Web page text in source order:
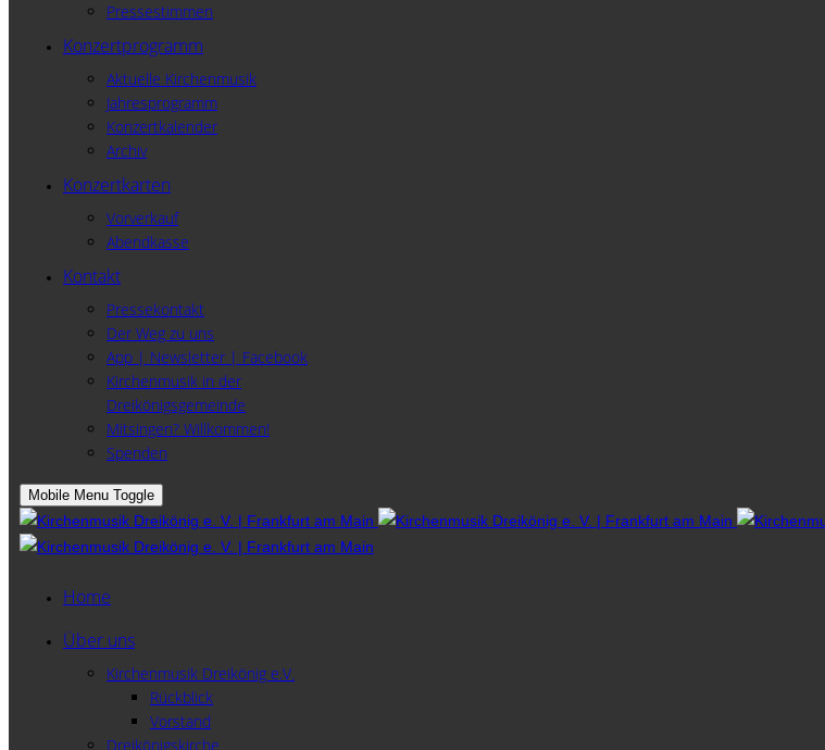
Pressestimmen
Konzertprogramm
Aktuelle Kirchenmusik
Jahresprogramm
Konzertkalender
Archiv
Konzertkarten
Vorverkauf
Abendkasse
Kontakt
Pressekontakt
Der Weg zu uns
App | Newsletter | Facebook
Kirchenmusik in der
Dreikönigsgemeinde
Mitsingen? Willkommen!
Spenden
Mobile Menu Toggle
Home
Über uns
Kirchenmusik Dreikönig e.V.
Rückblick
Vorstand
Dreikönigskirche